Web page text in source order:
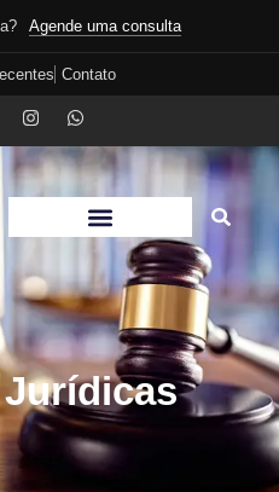
Agende uma consulta
Contato